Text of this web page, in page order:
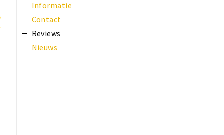
Informatie
Contact
Reviews
Nieuws